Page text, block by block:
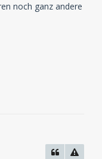
noch ganz andere